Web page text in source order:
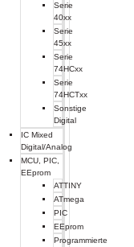
Serie
40xx
Serie
45xx
Serie
74HCxx
Serie
74HCTxx
Sonstige
Digital
IC Mixed
Digital/Analog
MCU, PIC,
EEprom
ATTINY
ATmega
PIC
EEprom
Programmierte